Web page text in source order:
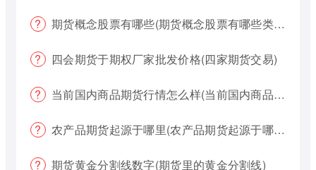
期货概念股票有哪些(期货概念股票有哪些类型)
四会期货于期权厂家批发价格(四家期货交易)
当前国内商品期货行情怎么样(当前国内商品期货行情怎么样了)
农产品期货起源于哪里(农产品期货起源于哪里的)
期货黄金分割线数字(期货里的黄金分割线)